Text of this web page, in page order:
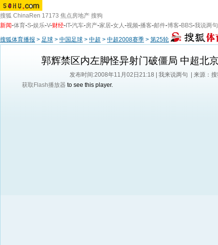
搜狐 ChinaRen 17173 焦点房地产 搜狗
新闻-体育-S-娱乐-V-财经- IT-汽车-房产-家居-女人-视频-播客-邮件-博客-BBS-我说两句
搜狐体育播报 > 足球 > 中国足球 > 中超 > 中超2008赛季 > 第25轮
郭辉禁区内左脚怪异射门破僵局 中超北
发布时间:2008年11月02日21:18 | 我来说两句
| 来源：
获取Flash播放器 to see this player.